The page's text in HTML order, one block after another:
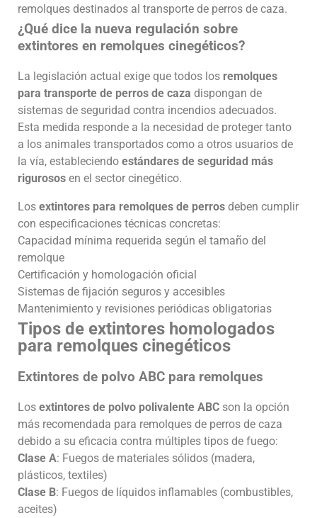
remolques destinados al transporte de perros de caza.
¿Qué dice la nueva regulación sobre
extintores en remolques cinegéticos?
La legislación actual exige que todos los remolques
para transporte de perros de caza dispongan de
sistemas de seguridad contra incendios adecuados.
Esta medida responde a la necesidad de proteger tanto
a los animales transportados como a otros usuarios de
la vía, estableciendo estándares de seguridad más
rigurosos en el sector cinegético.
Los extintores para remolques de perros deben cumplir
con especificaciones técnicas concretas:
Capacidad mínima requerida según el tamaño del
remolque
Certificación y homologación oficial
Sistemas de fijación seguros y accesibles
Mantenimiento y revisiones periódicas obligatorias
Tipos de extintores homologados
para remolques cinegéticos
Extintores de polvo ABC para remolques
Los extintores de polvo polivalente ABC son la opción
más recomendada para remolques de perros de caza
debido a su eficacia contra múltiples tipos de fuego:
Clase A: Fuegos de materiales sólidos (madera,
plásticos, textiles)
Clase B: Fuegos de líquidos inflamables (combustibles,
aceites)